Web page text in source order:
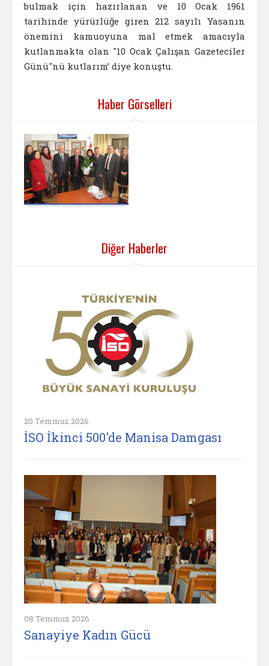
bulmak için hazırlanan ve 10 Ocak 1961
tarihinde yürürlüğe giren 212 sayılı Yasanın
önemini kamuoyuna mal etmek amacıyla
kutlanmakta olan "10 Ocak Çalışan Gazeteciler
Günü"nü kutlarım’ diye konuştu.
Haber Görselleri
Diğer Haberler
20 Temmuz 2026
İSO İkinci 500'de Manisa Damgası
08 Temmuz 2026
Sanayiye Kadın Gücü